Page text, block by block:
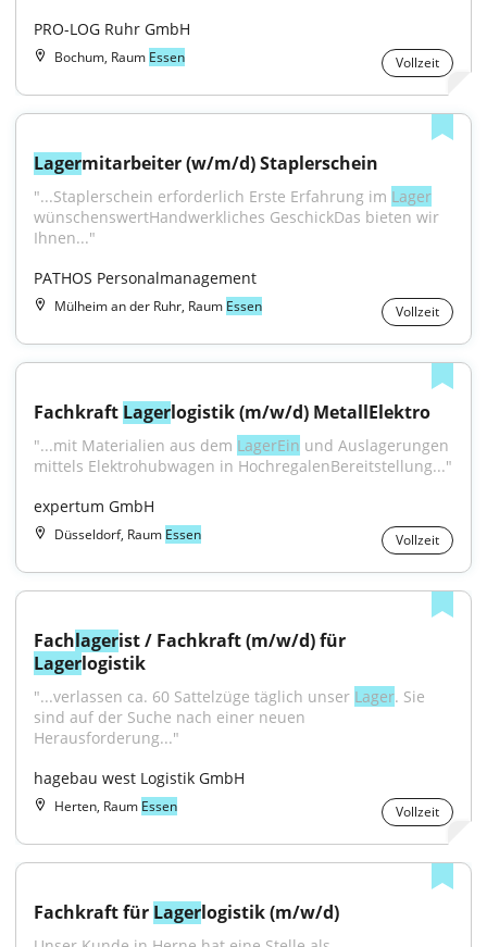
PRO-LOG Ruhr GmbH
Bochum, Raum Essen Vollzeit
Lagermitarbeiter (w/m/d) Staplerschein
"...Staplerschein erforderlich Erste Erfahrung im Lager
wünschenswertHandwerkliches GeschickDas bieten wir
Ihnen..."
PATHOS Personalmanagement
Mülheim an der Ruhr, Raum Essen Vollzeit
Fachkraft Lagerlogistik (m/w/d) MetallElektro
"...mit Materialien aus dem LagerEin und Auslagerungen
mittels Elektrohubwagen in HochregalenBereitstellung..."
expertum GmbH
Düsseldorf, Raum Essen Vollzeit
Fachlager
Lagerlogistik
"...verlassen ca. 60 Sattelzüge täglich unser Lager. Sie
sind auf der Suche nach einer neuen
Herausforderung..."
hagebau west Logistik GmbH
Herten, Raum Essen Vollzeit
Fachkraft für Lagerlogistik (m/w/d)